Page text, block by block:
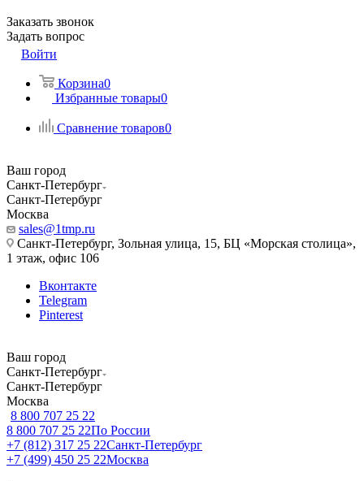
Заказать звонок
Задать вопрос
Войти
Корзина0
Избранные товары0
Сравнение товаров0
Ваш город
Санкт-Петербург
Санкт-Петербург
Москва
sales@1tmp.ru
Санкт-Петербург, Зольная улица, 15, БЦ «Морская столица»,
1 этаж, офис 106
Вконтакте
Telegram
Pinterest
Ваш город
Санкт-Петербург
Санкт-Петербург
Москва
8 800 707 25 22
8 800 707 25 22По России
+7 (812) 317 25 22Санкт-Петербург
+7 (499) 450 25 22Москва